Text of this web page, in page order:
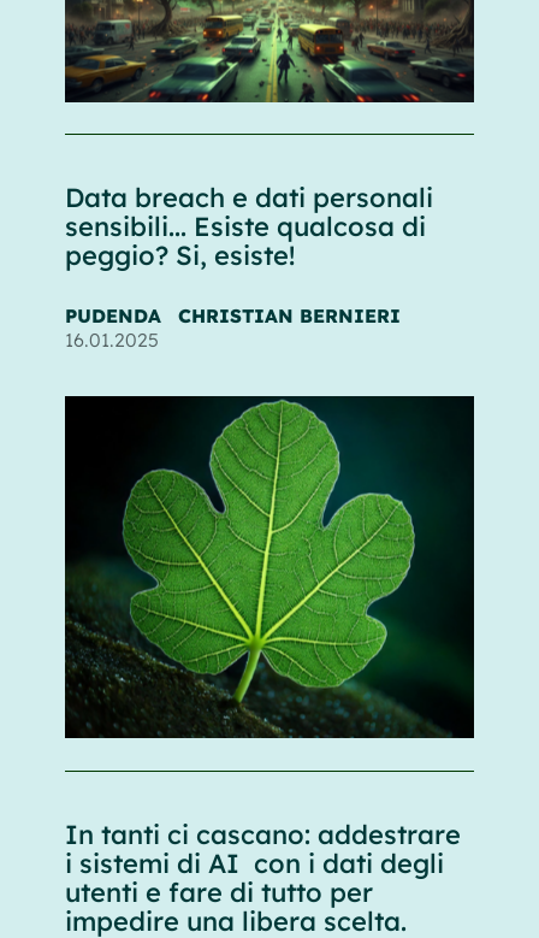
Data breach e dati personali
sensibili... Esiste qualcosa di
peggio? Si, esiste!
PUDENDA
CHRISTIAN BERNIERI
16.01.2025
In tanti ci cascano: addestrare
i sistemi di AI con i dati degli
utenti e fare di tutto per
impedire una libera scelta.